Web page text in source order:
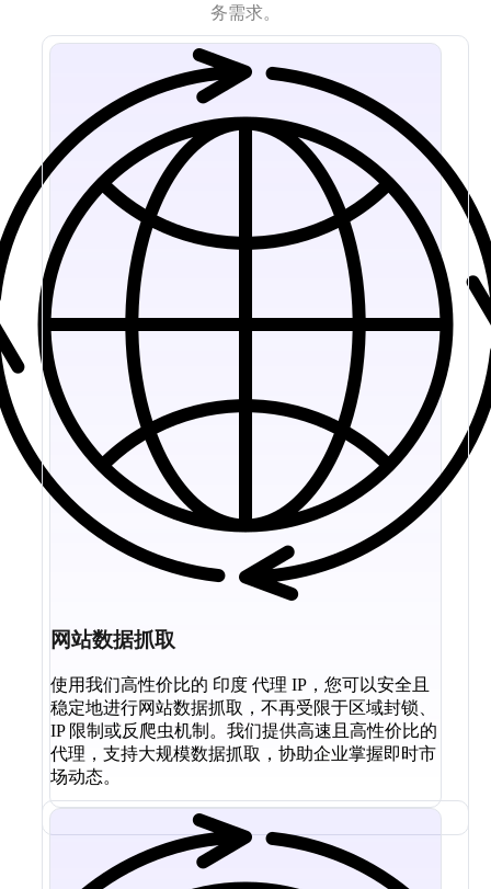
务需求。
网站数据抓取
使用我们高性价比的 印度 代理 IP，您可以安全且
稳定地进行网站数据抓取，不再受限于区域封锁、
IP 限制或反爬虫机制。我们提供高速且高性价比的
代理，支持大规模数据抓取，协助企业掌握即时市
场动态。